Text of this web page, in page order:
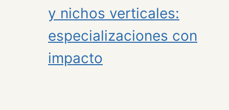
y nichos verticales:
especializaciones con
impacto